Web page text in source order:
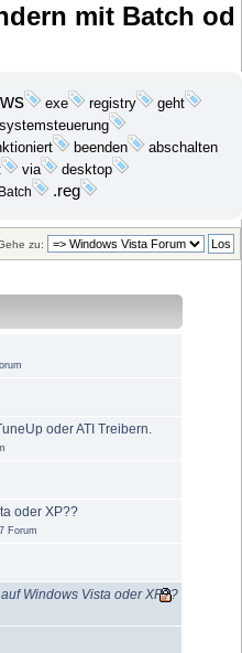
mit Batch od
exe registry geht
systemsteuerung
beenden abschalten
via
desktop
Batch .reg
zu:
oder ATI Treibern.
oder XP??
Forum
Windows Vista oder XP??